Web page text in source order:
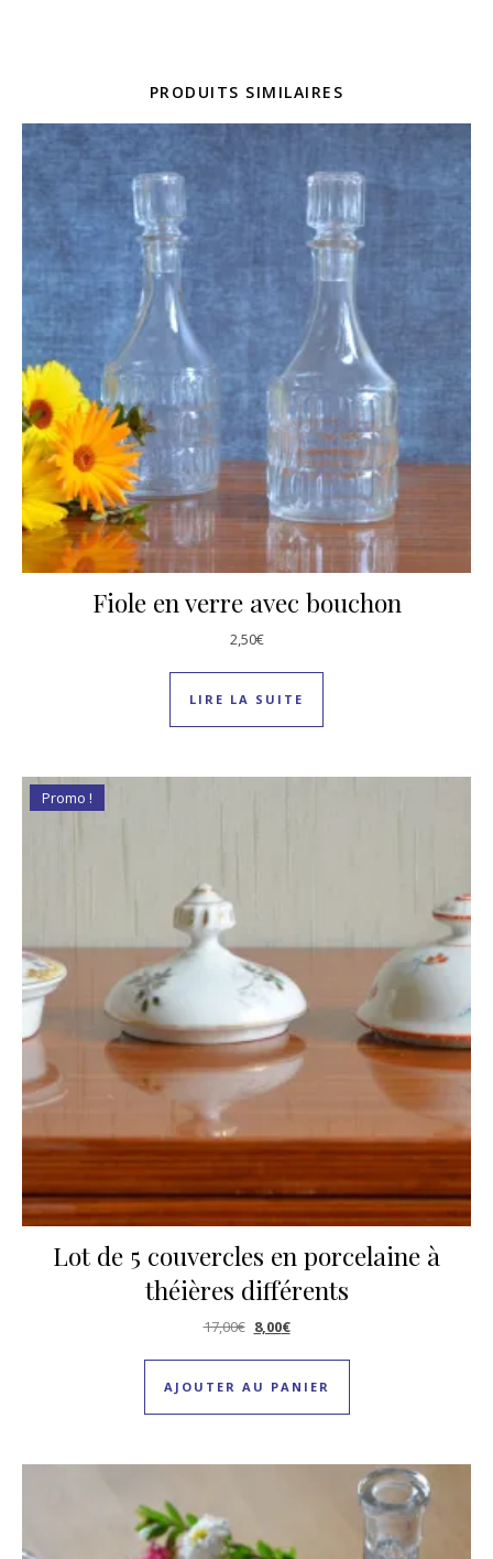
PRODUITS SIMILAIRES
Fiole en verre avec bouchon
2,50€
LIRE LA SUITE
Promo !
Lot de 5 couvercles en porcelaine à
théières différents
17,00€ Le prix initial était : 17,00€.
8,00€Le prix actuel est : 8,00€.
AJOUTER AU PANIER